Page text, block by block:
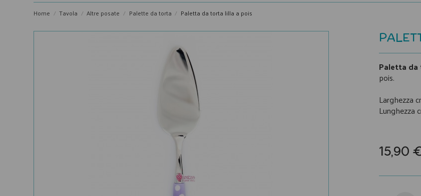
Home Tavola Altre posate Palette da torta Paletta da torta lilla a pois
Paletta
pois.
Larghezza
Lunghezza
15,90